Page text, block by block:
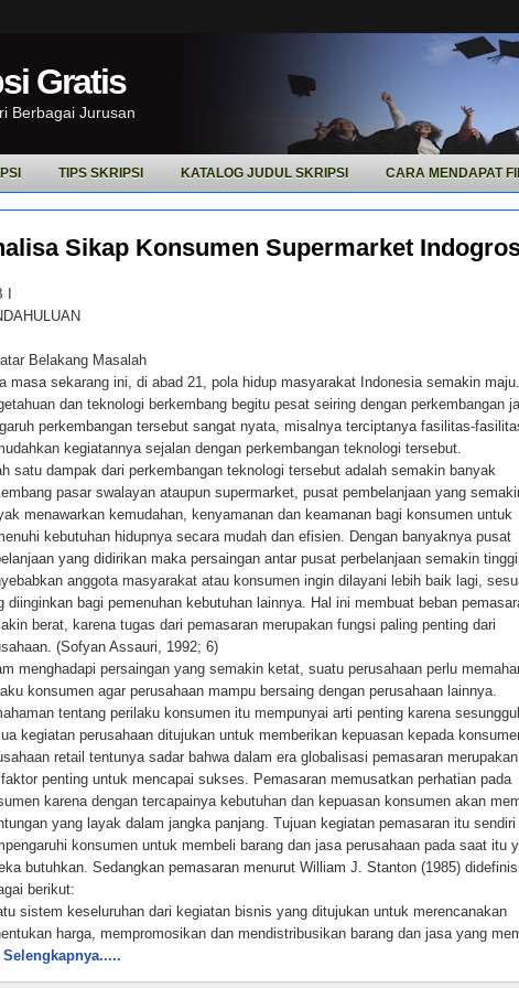
Gratis
Berbagai Jurusan
TIPS SKRIPSI KATALOG JUDUL SKRIPSI CARA MENDAPAT
Sikap Konsumen Supermarket
Belakang Masalah
masa sekarang ini, di abad 21, pola hidup masyarakat Indonesia semakin
dan teknologi berkembang begitu pesat seiring dengan perkembangan
perkembangan tersebut sangat nyata, misalnya terciptanya fasilitas-
kegiatannya sejalan dengan perkembangan teknologi tersebut.
satu dampak dari perkembangan teknologi tersebut adalah semakin banyak
pasar swalayan ataupun supermarket, pusat pembelanjaan yang
menawarkan kemudahan, kenyamanan dan keamanan bagi konsumen untuk
kebutuhan hidupnya secara mudah dan efisien. Dengan banyaknya pusat
yang didirikan maka persaingan antar pusat perbelanjaan semakin
anggota masyarakat atau konsumen ingin dilayani lebih baik lagi,
diinginkan bagi pemenuhan kebutuhan lainnya. Hal ini membuat beban
berat, karena tugas dari pemasaran merupakan fungsi paling penting dari
(Sofyan Assauri, 1992; 6)
menghadapi persaingan yang semakin ketat, suatu perusahaan perlu
konsumen agar perusahaan mampu bersaing dengan perusahaan lainnya.
tentang perilaku konsumen itu mempunyai arti penting karena
kegiatan perusahaan ditujukan untuk memberikan kepuasan kepada
retail tentunya sadar bahwa dalam era globalisasi pemasaran
penting untuk mencapai sukses. Pemasaran memusatkan perhatian pada
karena dengan tercapainya kebutuhan dan kepuasan konsumen akan
yang layak dalam jangka panjang. Tujuan kegiatan pemasaran itu sendiri
konsumen untuk membeli barang dan jasa perusahaan pada saat itu
butuhkan. Sedangkan pemasaran menurut William J. Stanton (1985)
berikut:
sistem keseluruhan dari kegiatan bisnis yang ditujukan untuk merencanakan
harga, mempromosikan dan mendistribusikan barang dan jasa yang
baik kepada pembeli yang ada maupun pembeli potensial.” (Stanton,
Selengkapnya.....